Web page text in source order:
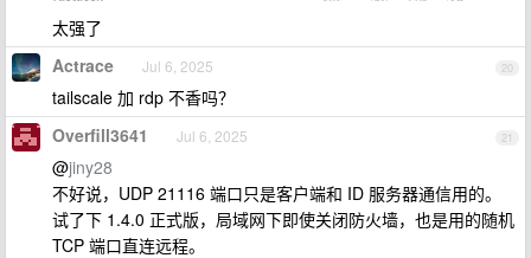
太强了
20
Actrace Jul 6, 2025
tailscale 加 rdp 不香吗？
21
Overfill3641 Jul 6, 2025
@jiny28
不好说，UDP 21116 端口只是客户端和 ID 服务器通信用的。
试了下 1.4.0 正式版，局域网下即使关闭防火墙，也是用的随机
TCP 端口直连远程。